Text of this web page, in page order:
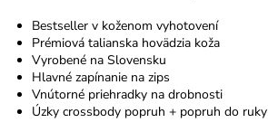
Bestseller v koženom vyhotovení
Prémiová talianska hovädzia koža
Vyrobené na Slovensku
Hlavné zapínanie na zips
Vnútorné priehradky na drobnosti
Úzky crossbody popruh + popruh do ruky